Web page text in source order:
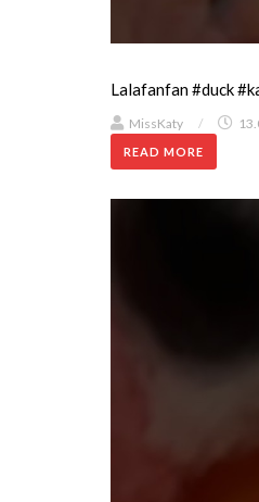
Lalafanfan #duck
MissKaty /
READ MORE